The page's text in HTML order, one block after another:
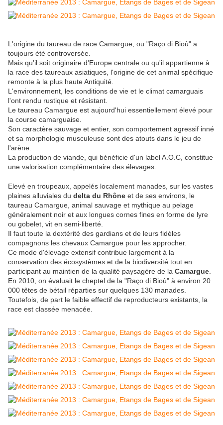
L'origine du taureau de race Camargue, ou "Raço di Bioù" a
toujours été controversée.
Mais qu'il soit originaire d'Europe centrale ou qu'il appartienne à
la race des taureaux asiatiques, l'origine de cet animal spécifique
remonte à la plus haute Antiquité.
L'environnement, les conditions de vie et le climat camarguais
l'ont rendu rustique et résistant.
Le taureau Camargue est aujourd'hui essentiellement élevé pour
la course camarguaise.
Son caractère sauvage et entier, son comportement agressif inné
et sa morphologie musculeuse sont des atouts dans le jeu de
l'arène.
La production de viande, qui bénéficie d'un label A.O.C, constitue
une valorisation complémentaire des élevages.
Elevé en troupeaux, appelés localement manades, sur les vastes
plaines alluviales du delta du Rhône et de ses environs, le
taureau Camargue, animal sauvage et mythique au pelage
généralement noir et aux longues cornes fines en forme de lyre
ou gobelet, vit en semi-liberté.
Il faut toute la dextérité des gardians et de leurs fidèles
compagnons les chevaux Camargue pour les approcher.
Ce mode d'élevage extensif contribue largement à la
conservation des écosystèmes et de la biodiversité tout en
participant au maintien de la qualité paysagère de la Camargue
En 2010, on évaluait le cheptel de la "Raço di Bioù" à environ 20
000 têtes de bétail réparties sur quelques 130 manades.
Toutefois, de part le faible effectif de reproducteurs existants, la
race est classée menacée.